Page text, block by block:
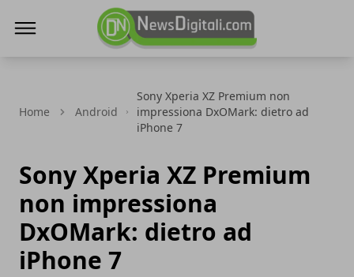
Home Android
Sony Xperia XZ Premium non
impressiona DxOMark: dietro ad
iPhone 7
Sony Xperia XZ Premium
non impressiona
DxOMark: dietro ad
iPhone 7